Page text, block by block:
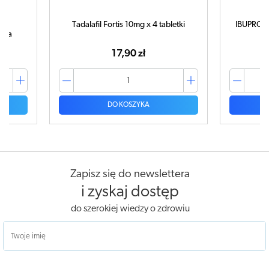
Tadalafil Fortis 10mg x 4 tabletki
17,90 zł
DO KOSZYKA
Zapisz się do newslettera
i zyskaj dostęp
do szerokiej wiedzy o zdrowiu